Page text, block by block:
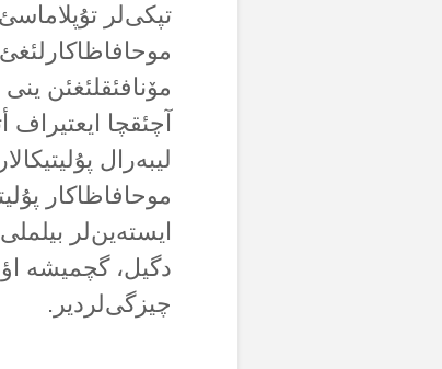
تپکی‌لر
مۆنافئقلئغئن
آچئقچا
لیبەرال
موحافاظاکار
ایستەین‌لر
دگیل، گچمیشە
چیزگی‌لردیر.